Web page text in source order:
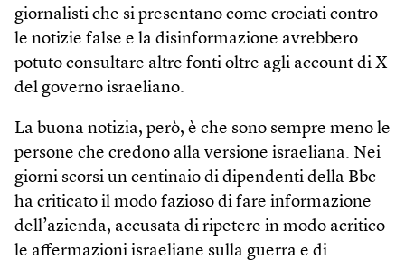
giornalisti che si presentano come crociati contro
le notizie false e la disinformazione avrebbero
potuto consultare altre fonti oltre agli account di X
del governo israeliano.
La buona notizia, però, è che sono sempre meno le
persone che credono alla versione israeliana. Nei
giorni scorsi un centinaio di dipendenti della Bbc
ha criticato il modo fazioso di fare informazione
dell’azienda, accusata di ripetere in modo acritico
le affermazioni israeliane sulla guerra e di